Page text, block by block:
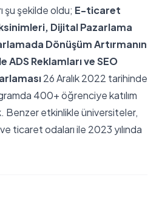
şu şekilde oldu; E-ticaret
Dijital Pazarlama
Dönüşüm Artırmanın
ADS Reklamları ve SEO
26 Aralık 2022 tarihinde
400+ öğrenciye katılım
Benzer etkinlikle üniversiteler,
ticaret odaları ile 2023 yılında